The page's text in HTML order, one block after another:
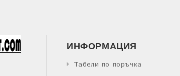
ИНФОРМАЦИЯ
Табели по поръчка